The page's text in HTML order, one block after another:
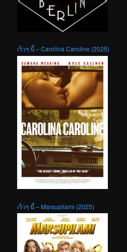
เร็วๆ นี้ – Carolina Caroline (2025)
เร็วๆ นี้ – Marsupilami (2025)